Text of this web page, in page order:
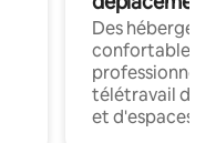
Des
confortables
professionnels
télétravail
et d'espaces